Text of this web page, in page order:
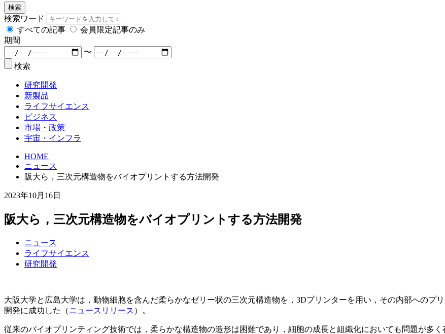
検索
検索ワード
すべての記事
会員限定記事のみ
期間
〜
検索
研究開発
新製品
ライフサイエンス
ビジネス
市場・政策
宇宙・インフラ
HOME
ニュース
阪大ら，三次元構造物をバイオプリントする方法開発
2023年10月16日
阪大ら，三次元構造物をバイオプリントする方法開発
ニュース
ライフサイエンス
研究開発
大阪大学と広島大学は，動物細胞を含んだ柔らかなゼリー状の三次元構造物を，3Dプリンターを用い，その内部へのプ
開発に成功した（ニュースリリース ）。
従来のバイオプリンティング技術では，柔らかな構造物の造形は困難であり，細胞の成長と組織化においても問題が多